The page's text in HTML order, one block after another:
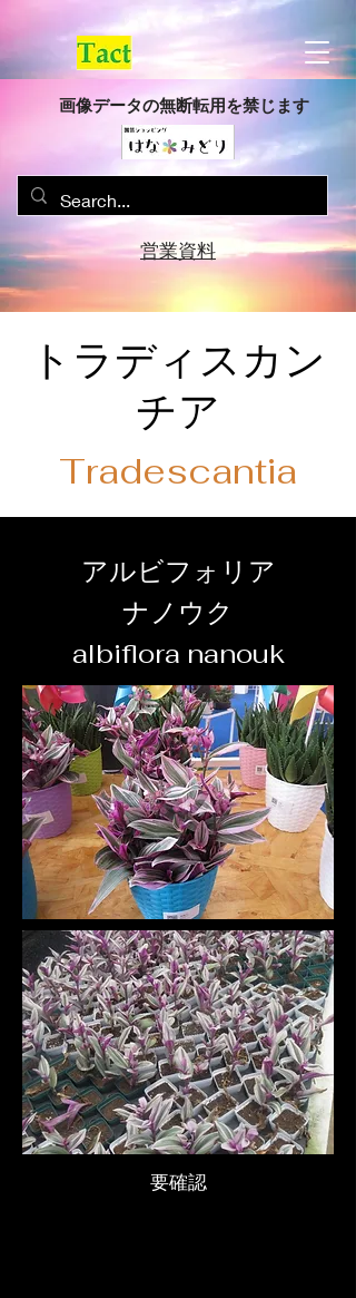
画像データの無断転用を禁じます
営業資料
トラディスカン
チア
Tradescantia
アルビフォリア
ナノウク
albiflora nanouk
要確認